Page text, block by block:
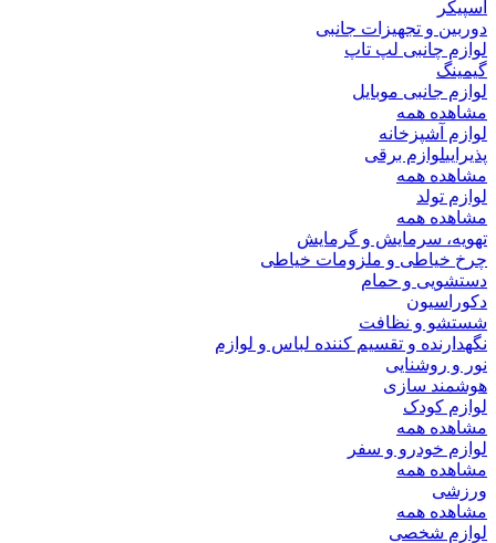
اسپیکر
دوربین و تجهیزات جانبی
لوازم چانبی لپ تاپ
گیمینگ
لوازم جانبی موبایل
مشاهده همه
لوازم آشپزخانه
پذیراییلوازم برقی
مشاهده همه
لوازم تولد
مشاهده همه
تهویه، سرمایش و گرمایش
چرخ خیاطی و ملزومات خیاطی
دستشویی و حمام
دکوراسیون
شستشو و نظافت
نگهدارنده و تقسیم کننده لباس و لوازم
نور و روشنایی
هوشمند سازی
لوازم کودک
مشاهده همه
لوازم خودرو و سفر
مشاهده همه
ورزشی
مشاهده همه
لوازم شخصی